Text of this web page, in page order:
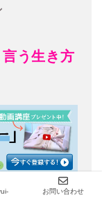
言う生き方
お問い合わせ